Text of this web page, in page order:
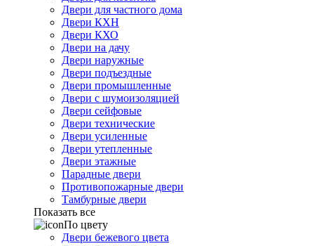
Двери для частного дома
Двери КХН
Двери КХО
Двери на дачу
Двери наружные
Двери подъездные
Двери промышленные
Двери с шумоизоляцией
Двери сейфовые
Двери технические
Двери усиленные
Двери утепленные
Двери этажные
Парадные двери
Противопожарные двери
Тамбурные двери
Показать все
По цвету
Двери бежевого цвета